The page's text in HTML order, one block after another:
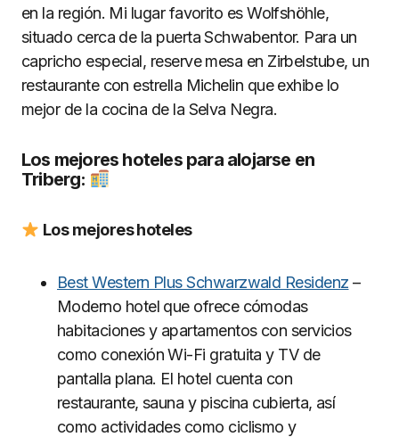
en la región. Mi lugar favorito es Wolfshöhle,
situado cerca de la puerta Schwabentor. Para un
capricho especial, reserve mesa en Zirbelstube, un
restaurante con estrella Michelin que exhibe lo
mejor de la cocina de la Selva Negra.
Los mejores hoteles para alojarse en
Triberg:
Los mejores hoteles
Best Western Plus Schwarzwald Residenz –
Moderno hotel que ofrece cómodas
habitaciones y apartamentos con servicios
como conexión Wi-Fi gratuita y TV de
pantalla plana. El hotel cuenta con
restaurante, sauna y piscina cubierta, así
como actividades como ciclismo y